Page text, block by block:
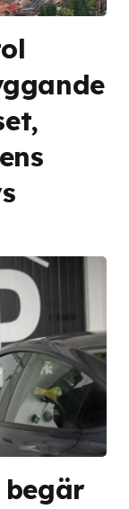
begär